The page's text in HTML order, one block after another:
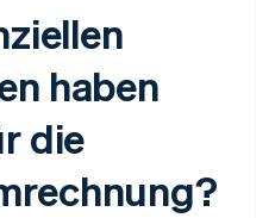
haben
die